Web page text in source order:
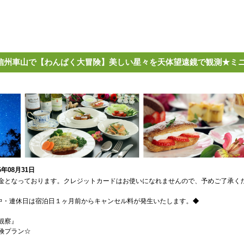
車山で【わんぱく大冒険】美しい星々を天体望遠鏡で観測★ミ
08月31日
なっております。クレジットカードはお使いになれませんので、予めご了承く
連休日は宿泊日１ヶ月前からキャンセル料が発生いたします。◆
』
プラン☆